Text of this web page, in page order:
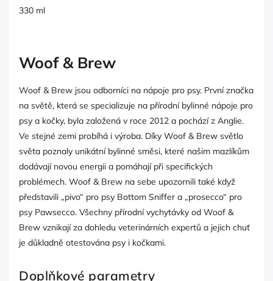
330 ml
Woof & Brew
Woof & Brew jsou odborníci na nápoje pro psy. První značka
na světě, která se specializuje na přírodní bylinné nápoje pro
psy a kočky, byla založená v roce 2012 a pochází z Anglie.
Ve stejné zemi probíhá i výroba. Díky Woof & Brew světlo
světa poznaly unikátní bylinné směsi, které našim mazlíkům
dodávají novou energii a pomáhají při specifických
problémech. Woof & Brew na sebe upozornili také když
představili „pivo“ pro psy Bottom Sniffer a „prosecco“ pro
psy Pawsecco. Všechny přírodní vychytávky od Woof &
Brew vznikají za dohledu veterinárních expertů a jejich chuť
je důkladně otestována psy i kočkami.
Doplňkové parametry